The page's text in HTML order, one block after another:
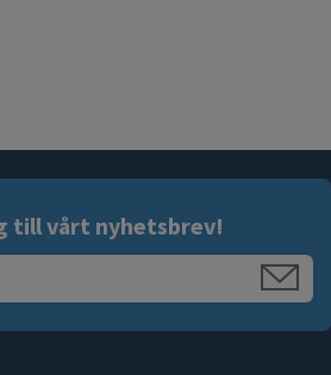
till vårt nyhetsbrev!